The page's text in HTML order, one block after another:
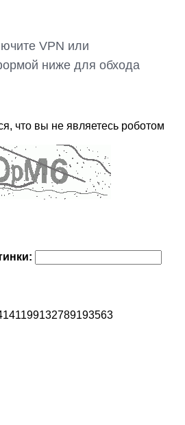
VPN или
ниже для обхода
что вы не являетесь роботом